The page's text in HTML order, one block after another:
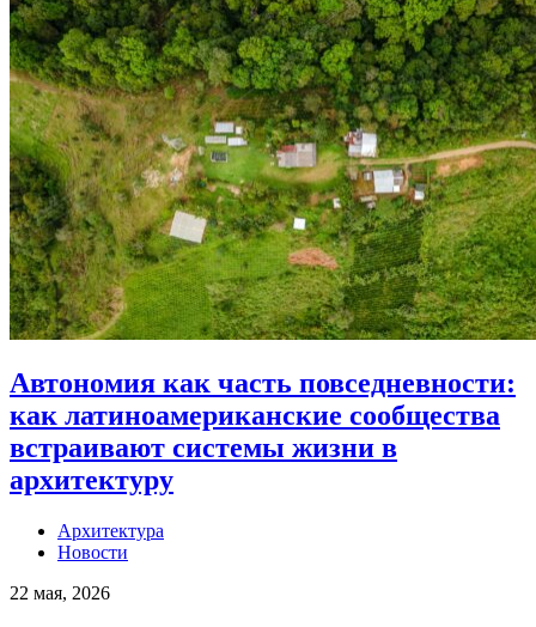
Автономия как часть повседневности:
как латиноамериканские сообщества
встраивают системы жизни в
архитектуру
Архитектура
Новости
22 мая, 2026